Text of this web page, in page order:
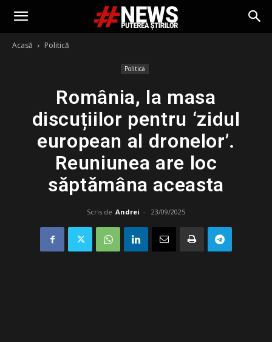
Acasă Politică
Politică
România, la masa
discuțiilor pentru ‘zidul
european al dronelor’.
Reuniunea are loc
săptămâna aceasta
Scris de Andrei - 23/09/2025